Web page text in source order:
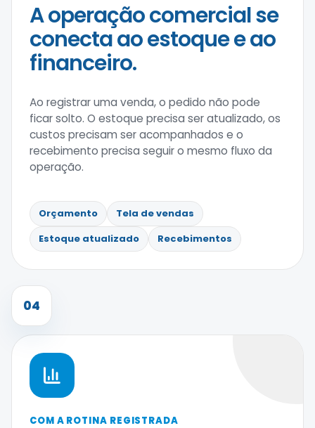
A operação comercial se
conecta ao estoque e ao
financeiro.
Ao registrar uma venda, o pedido não pode
ficar solto. O estoque precisa ser atualizado, os
custos precisam ser acompanhados e o
recebimento precisa seguir o mesmo fluxo da
operação.
Orçamento
Tela de vendas
Estoque atualizado
Recebimentos
04
COM A ROTINA REGISTRADA